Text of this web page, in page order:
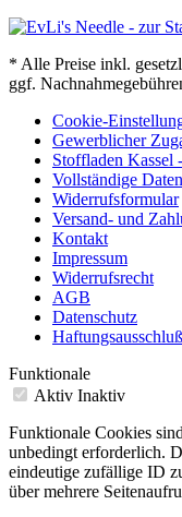
* Alle Preise inkl.
ggf.
Cookie-
Gewerblicher
Stoffladen Kassel
Vollständige
Widerrufsformular
Versand- und
Kontakt
Impressum
Widerrufsrecht
AGB
Datenschutz
Funktionale
Aktiv Inaktiv
Funktionale Cookies
unbedingt erforderlich.
eindeutige zufällige ID
über mehrere